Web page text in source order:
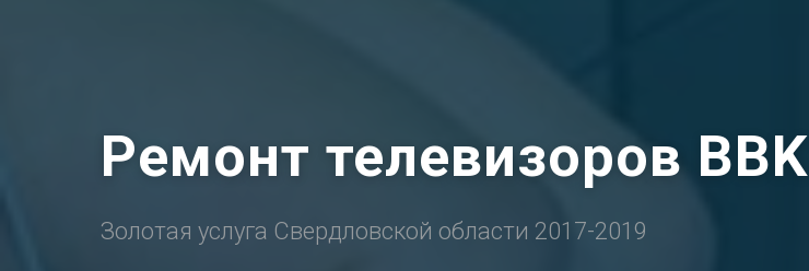
Ремонт телевизоров BBK
Золотая услуга Свердловской области 2017-2019